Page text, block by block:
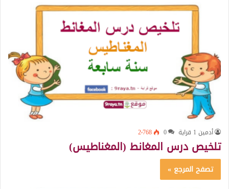
أدمين 1 قراية 0 2٬768
تلخيص درس المغانط (المغناطيس)
تصفح المرجع »